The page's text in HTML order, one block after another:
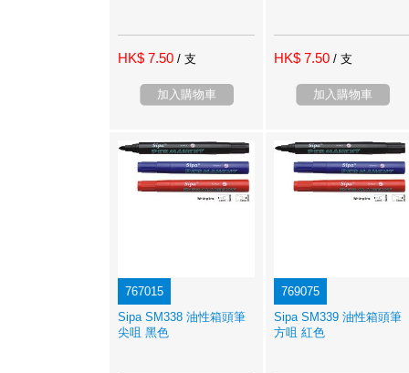
HK$ 7.50 / 支
加入購物車
HK$ 7.50 / 支
加入購物車
767015
Sipa SM338 油性箱頭筆
尖咀 黑色
769075
Sipa SM339 油性箱頭筆
方咀 紅色